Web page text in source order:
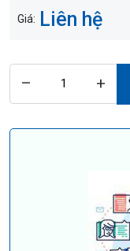
Giá: Liên hệ
– +